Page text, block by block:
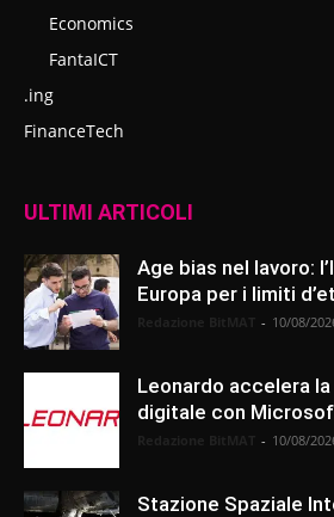
Economics
FantaICT
.ing
FinanceTech
ULTIMI ARTICOLI
Age bias nel lavoro:
Europa per i limiti
- 10/08/
Leonardo accelera
digitale con
- 10/08/
Stazione Spaziale